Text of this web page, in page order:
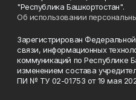
"Республика Башкортостан".
Об использовании
Зарегистрирован
связи, информационных
коммуникаций по Республике
изменением состава
ПИ № ТУ 02-01753 от 19 мая